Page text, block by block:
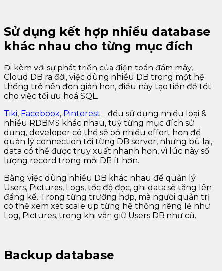
Sử dụng kết hợp nhiều database
khác nhau cho từng mục đích
Đi kèm với sự phát triển của điện toán đám mây,
Cloud DB ra đời, việc dùng nhiều DB trong một hệ
thống trở nên đơn giản hơn, điều này tạo tiền đề tốt
cho việc tối ưu hoá SQL.
Tiki, Facebook, Pinterest… đều sử dụng nhiều loại &
nhiều RDBMS khác nhau, tuỳ từng mục đích sử
dụng, developer có thể sẽ bỏ nhiều effort hơn để
quản lý connection tới từng DB server, nhưng bù lại,
data có thể được truy xuất nhanh hơn, vì lúc này số
lượng record trong mỗi DB ít hơn.
Bằng việc dùng nhiều DB khác nhau để quản lý
Users, Pictures, Logs, tốc độ đọc, ghi data sẽ tăng lên
đáng kể. Trong từng trường hợp, mà người quản trị
có thể xem xét scale up từng hệ thống riêng lẻ như
Log, Pictures, trong khi vẫn giữ Users DB như cũ.
Backup database